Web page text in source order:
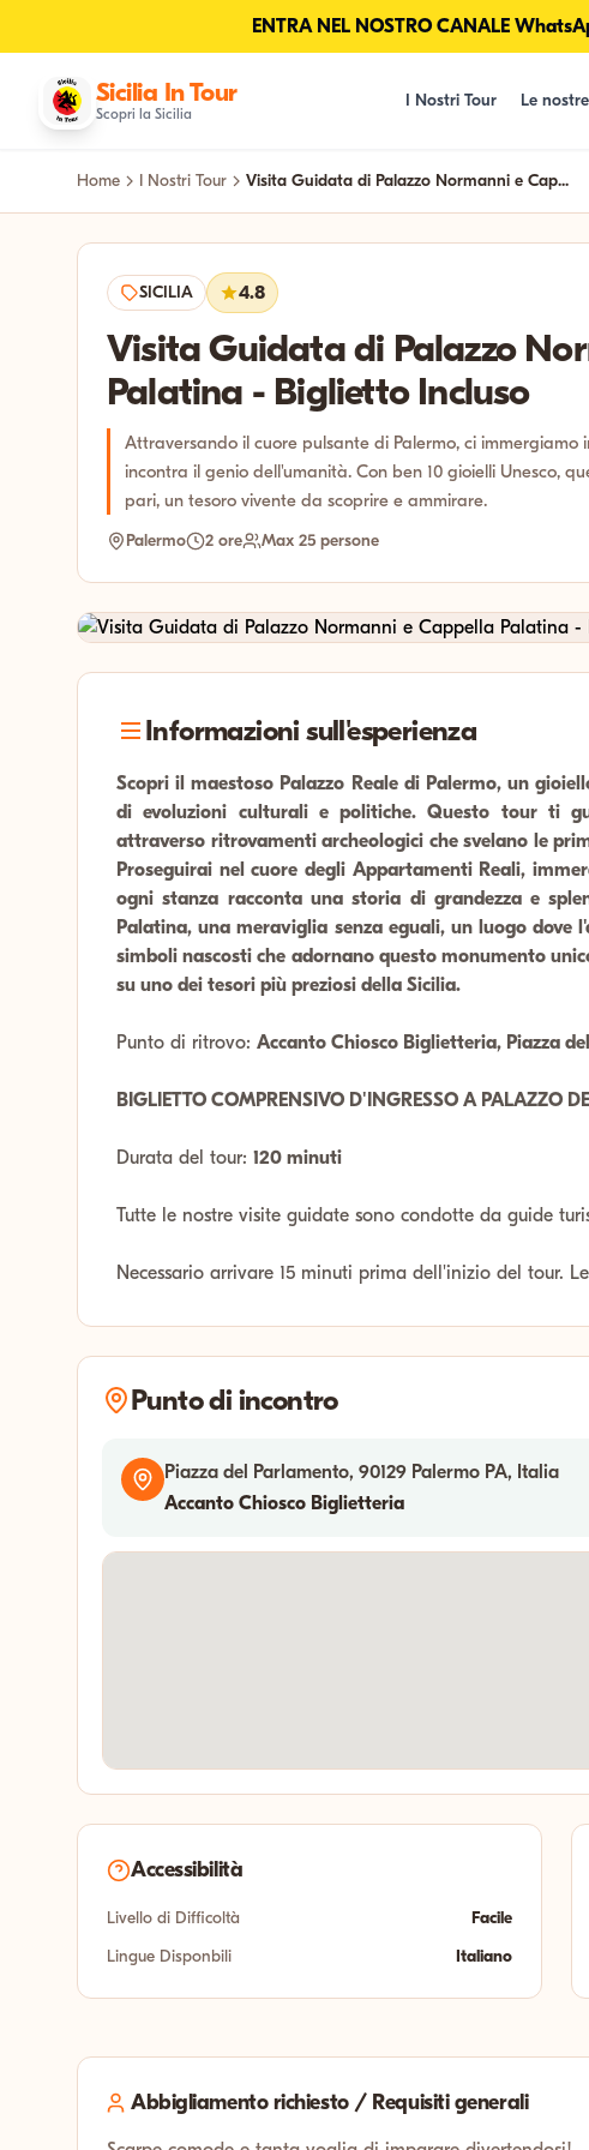
ENTRA NEL NOSTRO CANALE
Sicilia In Tour
Scopri la Sicilia
I Nostri Tour Le
Home I Nostri Tour Visita Guidata di Palazzo Normanni e Cap...
SICILIA 4.8
Visita Guidata di Palazzo
Palatina - Biglietto Incluso
Attraversando il cuore pulsante di Palermo, ci
incontra il genio dell'umanità. Con ben 10 gioielli Unesco,
pari, un tesoro vivente da scoprire e ammirare.
Palermo 2 ore Max 25 persone
Informazioni sull'esperienza
Scopri il maestoso Palazzo Reale di Palermo, un
di evoluzioni culturali e politiche. Questo tour ti
attraverso ritrovamenti archeologici che svelano le
Proseguirai nel cuore degli Appartamenti Reali,
ogni stanza racconta una storia di grandezza e
Palatina, una meraviglia senza eguali, un luogo dove
simboli nascosti che adornano questo monumento
su uno dei tesori più preziosi della Sicilia.
Punto di ritrovo: Accanto Chiosco Biglietteria, Piazza
BIGLIETTO COMPRENSIVO D'INGRESSO A PALAZZO
Durata del tour: 120 minuti
Tutte le nostre visite guidate sono condotte da guide
Necessario arrivare 15 minuti prima dell'inizio del tour.
Punto di incontro
Piazza del Parlamento, 90129 Palermo PA, Italia
Accanto Chiosco Biglietteria
Accessibilità
Livello di Difficoltà
Facile
Lingue Disponbili
Italiano
Abbigliamento richiesto / Requisiti generali